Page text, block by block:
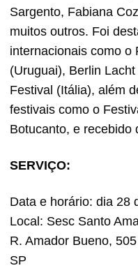
Sargento, Fabiana
muitos outros. Foi
internacionais como o
(Uruguai), Berlin
Festival (Itália), além
festivais como o
Botucanto, e recebido
SERVIÇO:
Data e horário: dia 28
Local: Sesc Santo
R. Amador Bueno,
SP